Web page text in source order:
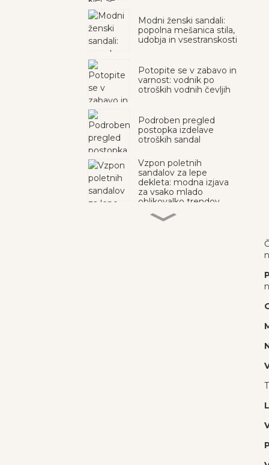
Modni ženski sandali:
popolna mešanica stila,
udobja in vsestranskosti
Potopite se v zabavo in
varnost: vodnik po
otroških vodnih čevljih
Podroben pregled
postopka izdelave
otroških sandal
Vzpon poletnih
sandalov za lepe
dekleta: modna izjava
za vsako mlado
oblikovalko trendov
Iskanje popolnega para: